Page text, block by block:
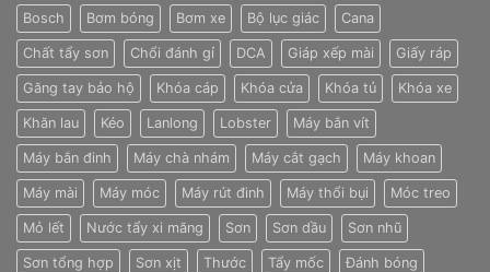
Bosch Bơm bóng Bơm xe Bộ lục giác Cana
Chất tẩy sơn Chổi đánh gỉ DCA Giáp xếp mài Giấy ráp
Găng tay bảo hộ Khóa cáp Khóa cửa Khóa tủ Khóa xe
Khăn lau Kéo Lanlong Lobster Máy bắn vít
Máy bắn đinh Máy chà nhám Máy cắt gạch Máy khoan
Máy mài Máy móc Máy rút đinh Máy thổi bụi Móc treo
Mỏ lết Nước tẩy xi măng Sơn Sơn dầu Sơn nhũ
Sơn tổng hợp Sơn xịt Thước Tẩy mốc Đánh bóng